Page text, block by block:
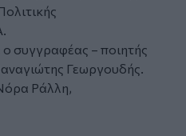
συγγραφέας – ποιητής
Γεωργουδής.
Ράλλη,